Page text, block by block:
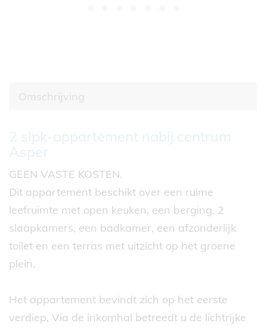
Omschrijving
Omschrijving
2 slpk-appartement nabij centrum
Asper
GEEN VASTE KOSTEN.
Dit appartement beschikt over een ruime
leefruimte met open keuken, een berging, 2
slaapkamers, een badkamer, een afzonderlijk
toilet en een terras met uitzicht op het groene
plein.
Het appartement bevindt zich op het eerste
verdiep, Via de inkomhal betreedt u de lichtrijke